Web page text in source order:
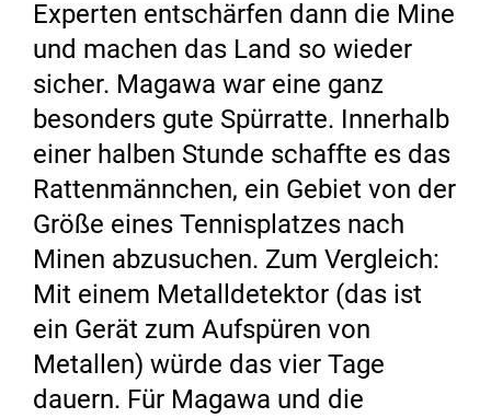
Experten entschärfen dann die Mine
und machen das Land so wieder
sicher. Magawa war eine ganz
besonders gute Spürratte. Innerhalb
einer halben Stunde schaffte es das
Rattenmännchen, ein Gebiet von der
Größe eines Tennisplatzes nach
Minen abzusuchen. Zum Vergleich:
Mit einem Metalldetektor (das ist
ein Gerät zum Aufspüren von
Metallen) würde das vier Tage
dauern. Für Magawa und die